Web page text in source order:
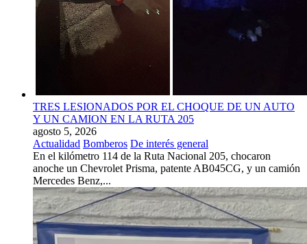
TRES LESIONADOS POR EL CHOQUE DE UN AUTO
Y UN CAMION EN LA RUTA 205
agosto 5, 2026
Actualidad Bomberos De interés general
En el kilómetro 114 de la Ruta Nacional 205, chocaron
anoche un Chevrolet Prisma, patente AB045CG, y un camión
Mercedes Benz,...